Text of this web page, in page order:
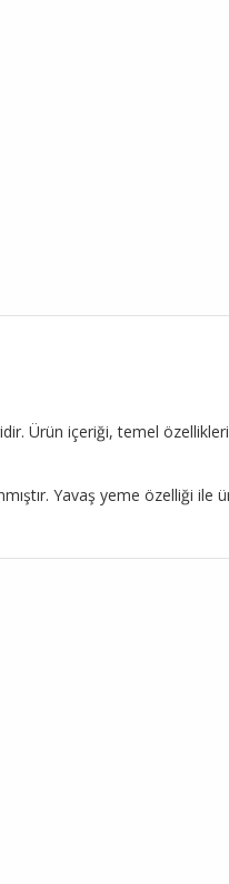
Ürün içeriği, temel özellikleri
Yavaş yeme özelliği ile